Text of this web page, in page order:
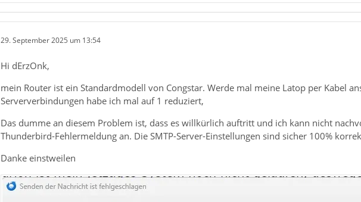
29. September 2025 um 13:54
Hi dErzOnk,
mein Router ist ein Standardmodell von Congstar. Werde mal meine Latop per Kabel
Serververbindungen habe ich mal auf 1 reduziert,
Das dumme an diesem Problem ist, dass es willkürlich auftritt und ich kann nicht
Thunderbird-Fehlermeldung an. Die SMTP-Server-Einstellungen sind sicher 100%
Danke einstweilen